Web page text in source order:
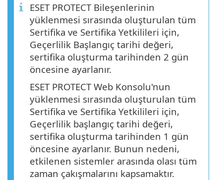
ESET PROTECT Bileşenlerinin
yüklenmesi sırasında oluşturulan tüm
Sertifika ve Sertifika Yetkilileri için,
Geçerlilik Başlangıç tarihi değeri,
sertifika oluşturma tarihinden 2 gün
öncesine ayarlanır.
ESET PROTECT Web Konsolu'nun
yüklenmesi sırasında oluşturulan tüm
Sertifika ve Sertifika Yetkilileri için,
Geçerlilik başlangıç tarihi değeri,
sertifika oluşturma tarihinden 1 gün
öncesine ayarlanır. Bunun nedeni,
etkilenen sistemler arasında olası tüm
zaman çakışmalarını kapsamaktır.